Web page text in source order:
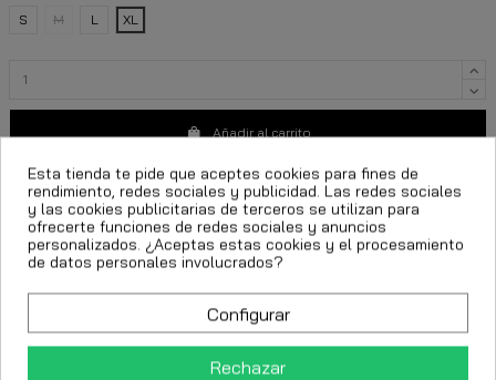
S
M L XL
Añadir al carrito
FECHA ESTIMADA DE ENTREGA:
Esta tienda te pide que aceptes cookies para fines de
rendimiento, redes sociales y publicidad. Las redes sociales
y las cookies publicitarias de terceros se utilizan para
ofrecerte funciones de redes sociales y anuncios
personalizados. ¿Aceptas estas cookies y el procesamiento
de datos personales involucrados?
Configurar
Rechazar